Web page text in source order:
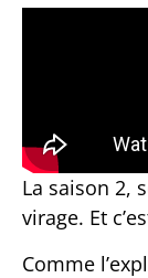
La saison 2,
virage. Et
Comme